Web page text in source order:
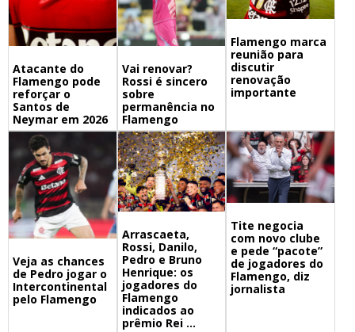
Atacante do
Flamengo pode
reforçar o
Santos de
Neymar em 2026
Vai renovar?
Rossi é sincero
sobre
permanência no
Flamengo
Flamengo marca
reunião para
discutir
renovação
importante
Veja as chances
de Pedro jogar o
Intercontinental
pelo Flamengo
Arrascaeta,
Rossi, Danilo,
Pedro e Bruno
Henrique: os
jogadores do
Flamengo
indicados ao
prêmio Rei ...
Tite negocia
com novo clube
e pede “pacote”
de jogadores do
Flamengo, diz
jornalista